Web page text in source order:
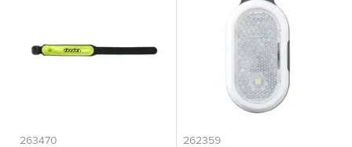
263470 262359